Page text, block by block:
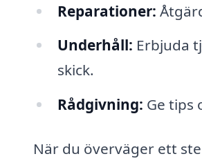
Reparationer:
Underhåll: Erbjuda
skick.
Rådgivning: Ge tips
När du överväger ett